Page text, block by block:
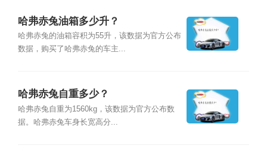
哈弗赤兔油箱多少升？
哈弗赤兔的油箱容积为55升，该数据为官方公布
数据，购买了哈弗赤兔的车主...
哈弗赤兔自重多少？
哈弗赤兔自重为1560kg，该数据为官方公布数
据。哈弗赤兔车身长宽高分...